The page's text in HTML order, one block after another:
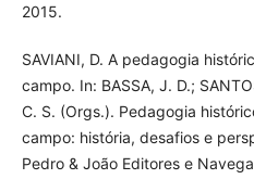
2015.
SAVIANI, D. A pedagogia
campo. In: BASSA, J. D.;
C. S. (Orgs.). Pedagogia
campo: história, desafios e
Pedro & João Editores e